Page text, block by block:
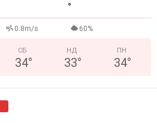
°
0.8m/s 60%
СБ
34°
НД
33°
ПН
34°